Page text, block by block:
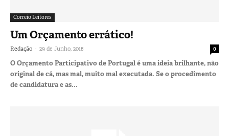
Correio Leitores
Um Orçamento errático!
Redação - 29 de Junho, 2018 0
O Orçamento Participativo de Portugal é uma ideia brilhante, não
original de cá, mas mal, muito mal executada. Se o procedimento
de candidatura e as...